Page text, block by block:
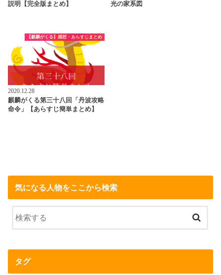
説明【完全版まとめ】
光の家系図
【麒麟がくる】感想・あらすじまとめ
2020.12.28
麒麟がくる第三十八回「丹波攻略
命令」【あらすじ簡単まとめ】
気になる人物をここから検索
タグ